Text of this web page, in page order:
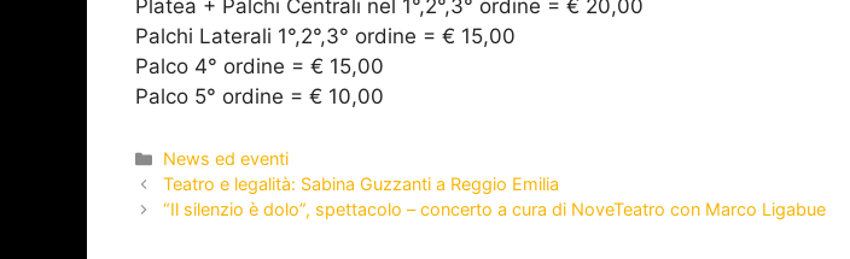
Platea + Palchi Centrali nel 1°,2°,3° ordine = € 20,00
Palchi Laterali 1°,2°,3° ordine = € 15,00
Palco 4° ordine = € 15,00
Palco 5° ordine = € 10,00
News ed eventi
Teatro e legalità: Sabina Guzzanti a Reggio Emilia
“Il silenzio è dolo”, spettacolo – concerto a cura di NoveTeatro con Marco Ligabue